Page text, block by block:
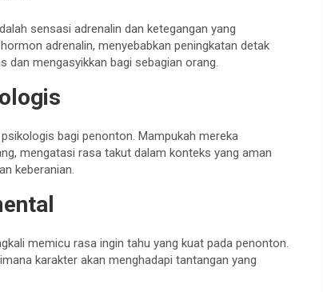
sensasi adrenalin dan ketegangan yang
adrenalin, menyebabkan peningkatan detak
dan mengasyikkan bagi sebagian orang.
bagi penonton. Mampukah mereka
mengatasi rasa takut dalam konteks yang aman
keberanian.
memicu rasa ingin tahu yang kuat pada penonton.
karakter akan menghadapi tantangan yang